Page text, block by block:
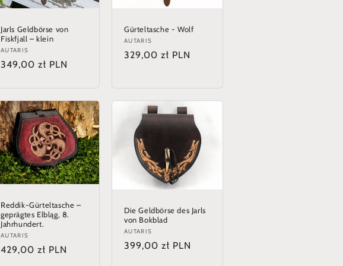
Jarls Geldbörse von
Fiskfjall – klein
Anbieter:
AUTARIS
Normaler
349,00 zł PLN
Gürteltasche - Wolf
Anbieter:
AUTARIS
Normaler
329,00 zł PLN
Reddik-Gürteltasche –
geprägtes Elbląg, 8.
Jahrhundert.
Anbieter:
AUTARIS
Normaler
429,00 zł PLN
Die Geldbörse des Jarls
von Bokblad
Anbieter:
AUTARIS
Normaler
399,00 zł PLN